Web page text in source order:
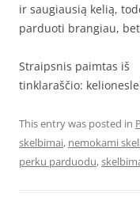
ir saugiausią kelią,
parduoti brangiau,
Straipsnis paimtas iš
tinklaraščio:
This entry was posted in
skelbimai, nemokami
perku parduodu,